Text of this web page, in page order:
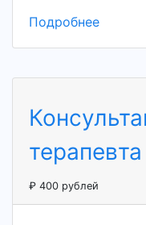
Подробнее
₽ 400 рублей